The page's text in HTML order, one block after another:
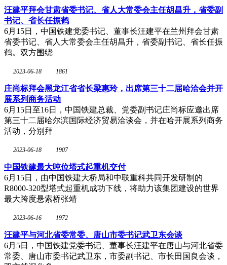
汪建平拜会甘肃省委书记、省人大常委会主任胡昌升，省委副
书记、省长任振鹤
6月15日，中国铁建党委书记、董事长汪建平在兰州拜会甘肃
省委书记、省人大常委会主任胡昌升，省委副书记、省长任振
鹤。双方围绕
2023-06-18 1861
庄尚标拜会黑龙江省省长梁惠玲，出席第三十二届哈洽会并开
展系列商务活动
6月15日至16日，中国铁建总裁、党委副书记庄尚标应邀出席
第三十二届哈尔滨国际经济贸易洽谈会，并在哈开展系列商务
活动，分别拜
2023-06-18 1907
中国铁建最大吨位塔式起重机交付
6月15日，由中国铁建大桥局和中联重科共同开发研制的
R8000-320型塔式起重机成功下线，将助力该集团建设的世界
最大跨度悬索桥张靖
2023-06-16 1972
汪建平与河北省委常委、唐山市委书记武卫东会谈
6月5日，中国铁建党委书记、董事长汪建平在唐山与河北省委
常委、唐山市委书记武卫东，市委副书记、市长田国良会谈，